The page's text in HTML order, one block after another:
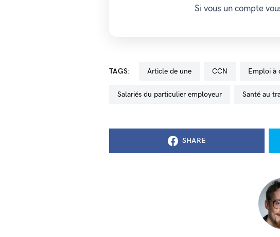
Si vous un compte
TAGS: Article de une CCN emploi
salariés du particulier employeur santé au
SHARE